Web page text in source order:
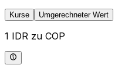
Kurse Umgerechneter Wert
1 IDR zu COP